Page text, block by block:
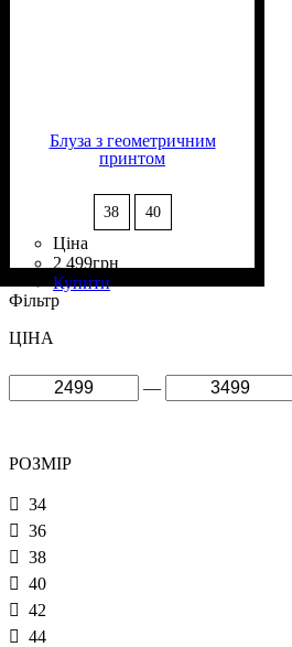
Блуза з геометричним
принтом
38 40
Ціна
2 499грн
Купити
Склад тканини
Поліестер
Крій: вільний
Довжина: подовжена
Довжина рукава
Стиль: casual
Фільтр
ЦІНА
—
РОЗМІР
34
36
38
40
42
44